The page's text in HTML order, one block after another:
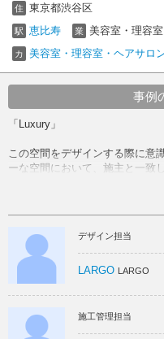
住 東京都渋谷区
駅 恵比寿 業 美容室・理容
カ 美容室・理容室・ヘアサロ
事例
「Luxury」
この空間をデザインする際に意
ーな空間において、施主と一致
ンにおけるカウンター作業を演
お店の中心となるこのカウン
天板にはポプラの一枚板を採用
した。
待合側には電子暖炉を組み込み
ような心地よい時間を演出しまし
デザイン担当
LARGO LARGO
施工管理担当